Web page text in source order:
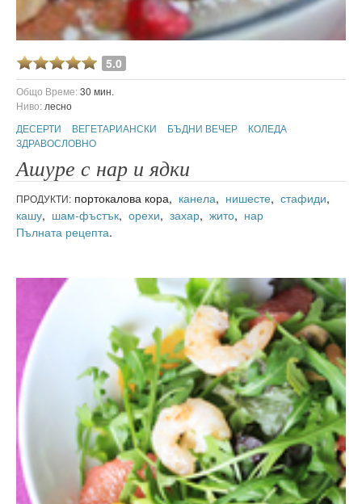
5.0
Общо Време:30 мин.
Ниво: лесно
ДЕСЕРТИ
ВЕГЕТАРИАНСКИ БЪДНИ ВЕЧЕР
КОЛЕДА
ЗДРАВОСЛОВНО
Ашуре с нар и ядки
ПРОДУКТИ: портокалова кора, канела, нишесте, стафиди,
кашу, шам-фъстък, орехи, захар, жито, нар
Пълната рецепта.